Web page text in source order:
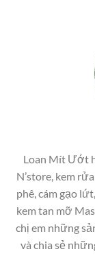
Loan Mít Ướt
N’store, kem
phê, cám gạo
kem tan mỡ
chị em những
và chia sẻ